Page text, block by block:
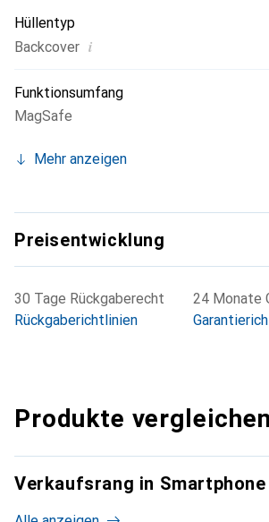
Hüllentyp
Backcover i
Funktionsumfang
MagSafe
Mehr anzeigen
Preisentwicklung
30 Tage Rückgaberecht
Rückgaberichtlinien
24 Monate
Produkte vergleichen
Verkaufsrang in